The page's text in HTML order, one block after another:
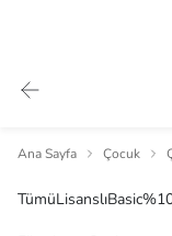
Ana Sayfa Çocuk
TümüLisanslıBasic